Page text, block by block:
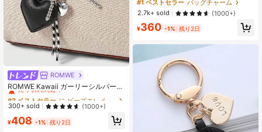
ROMWE
ROMWE Kawaii ガーリーシルバービ
ーズちょう結びバックチャーム&ハー
ト型キーホルダー ファッショナブル
なハンギングデコレーション ブライ
ドメイド プレゼント リボン Y2Kアク
セサリー
#3 ベストセラー
売り切れ間近！
#3 ベストセラー
売り切れ間近！
#3 ベストセラー
売り切れ間近！
#3 ベストセラー
に ビーズエレメントキーホルダー ペンダント
売り切れ間近！
300+ sold (1000+)
¥408 -1% 残り2日
ルなハート型大サイズバッグペンダ
ント、シルバーハート型回転フック
バックル式、スプリングバックル、
ヒトデ、リボン、ハート型エレメン
女の子や女性に優雅なアクセサリ
ー、バッグアクセサリー、パーティ
ーやホリデーのギフト、女子大学教
師へのギフト、ファミリーや友人へ
の斬新なギフト
#1 ベストセラー バッグチャーム
2.7k+ sold
(1000+)
¥360 -1% 残り2日